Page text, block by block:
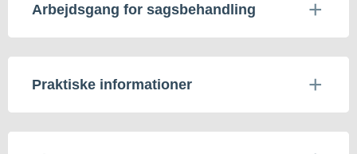
Arbejdsgang for sagsbehandling
Praktiske informationer